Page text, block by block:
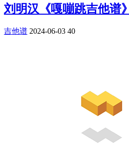
刘明汉《嘎嘣跳吉他谱
吉他谱 2024-06-03 40